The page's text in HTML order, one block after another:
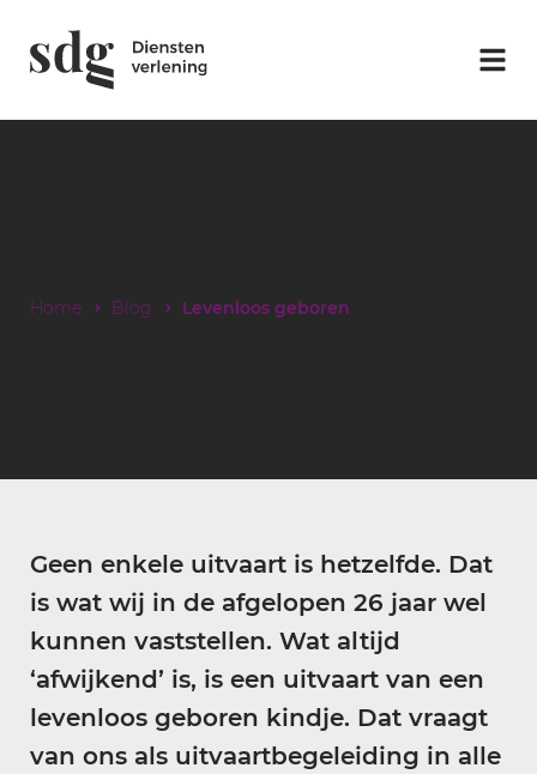
Home Blog Levenloos geboren
Geen enkele uitvaart is hetzelfde. Dat
is wat wij in de afgelopen 26 jaar wel
kunnen vaststellen. Wat altijd
‘afwijkend’ is, is een uitvaart van een
levenloos geboren kindje. Dat vraagt
van ons als uitvaartbegeleiding in alle